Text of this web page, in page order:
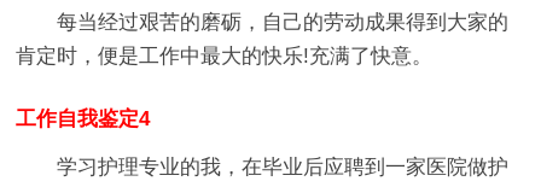
每当经过艰苦的磨砺，自己的劳动成果得到大家的
肯定时，便是工作中最大的快乐!充满了快意。
工作自我鉴定4
学习护理专业的我，在毕业后应聘到一家医院做护